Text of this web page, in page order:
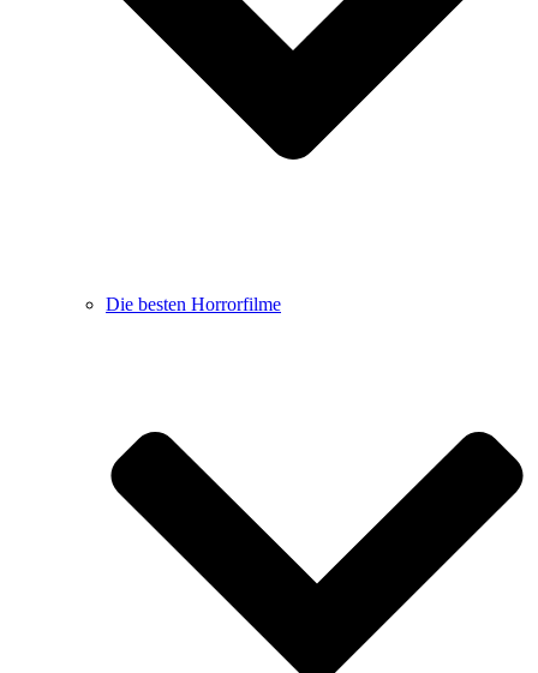
Die besten Horrorfilme